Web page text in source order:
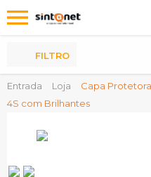
Entrada Loja
Capa
4S com Brilhantes
FILTRO